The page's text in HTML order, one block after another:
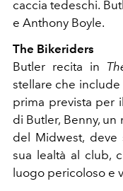
caccia tedeschi.
e Anthony Boyle.
The Bikeriders
Butler recita in
stellare che include
prima prevista per
di Butler, Benny,
del Midwest, deve
sua lealtà al club,
luogo pericoloso e